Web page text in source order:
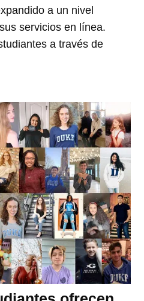
a un nivel
servicios en línea.
a través de